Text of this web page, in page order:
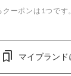
ーポンは1つです
マイブランド